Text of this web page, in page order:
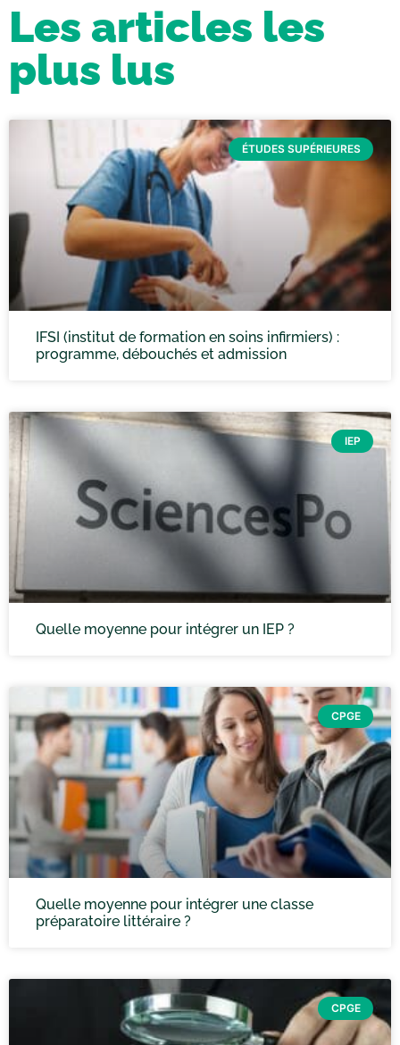
Les articles les
plus lus
ÉTUDES SUPÉRIEURES
IFSI (institut de formation en soins infirmiers) :
programme, débouchés et admission
IEP
Quelle moyenne pour intégrer un IEP ?
CPGE
Quelle moyenne pour intégrer une classe
préparatoire littéraire ?
CPGE